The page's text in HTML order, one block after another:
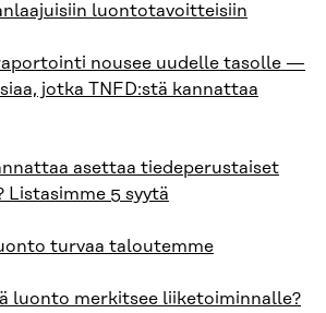
luontotavoitteisiin
nousee uudelle tasolle —
jotka TNFD:stä kannattaa
asettaa tiedeperustaiset
5 syytä
turvaa taloutemme
luonto merkitsee liiketoiminnalle?